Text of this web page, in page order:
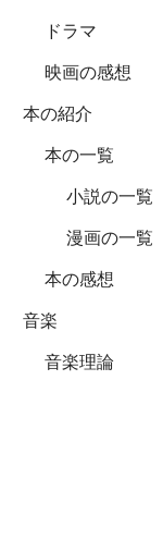
ドラマ
映画の感想
本の紹介
本の一覧
小説の一覧
漫画の一覧
本の感想
音楽
音楽理論